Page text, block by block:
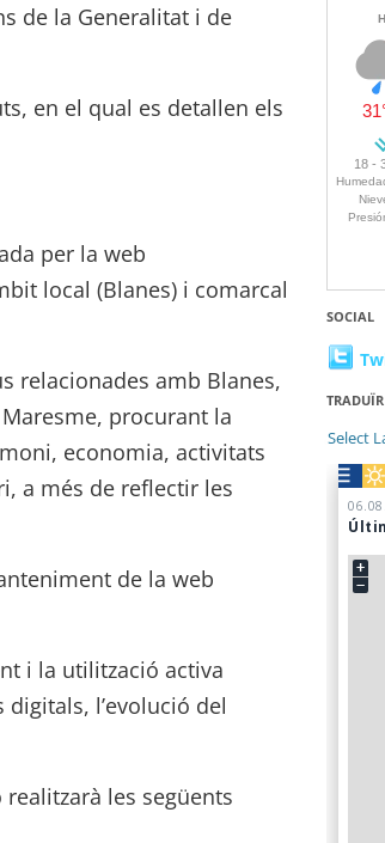
de la Generalitat i de
en el qual es detallen els
per la web
local (Blanes) i comarcal
relacionades amb Blanes,
procurant la
economia, activitats
a més de reflectir les
de la web
i la utilització activa
l’evolució del
realitzarà les següents
SOCIAL
TRADUÏR
Select